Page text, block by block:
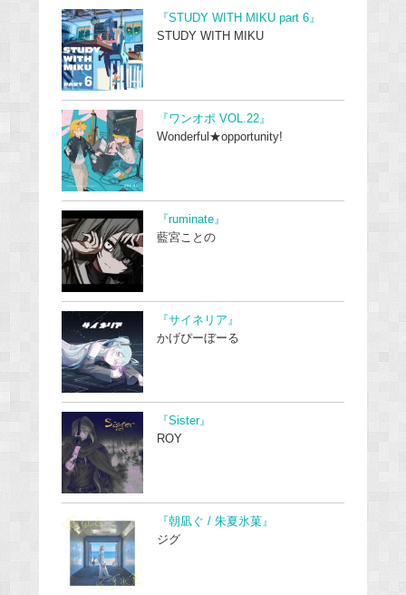
『STUDY WITH MIKU part 6』
STUDY WITH MIKU
『ワンオポ VOL.22』
Wonderful★opportunity!
『ruminate』
藍宮ことの
『サイネリア』
かげぴーぼーる
『Sister』
ROY
『朝凪ぐ / 朱夏氷菓』
ジグ